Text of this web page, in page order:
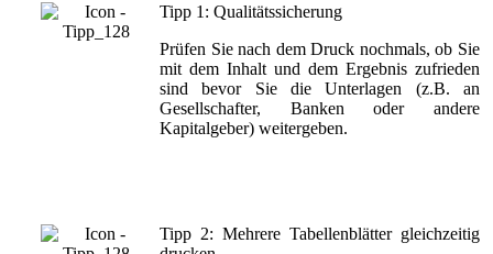
Tipp 1: Qualitätssicherung
Prüfen Sie nach dem Druck nochmals, ob Sie
mit dem Inhalt und dem Ergebnis zufrieden
sind bevor Sie die Unterlagen (z.B. an
Gesellschafter, Banken oder andere
Kapitalgeber) weitergeben.
Tipp 2: Mehrere Tabellenblätter gleichzeitig